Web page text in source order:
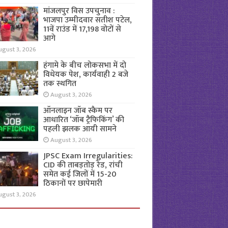
मांजलपुर विस उपचुनाव :
भाजपा उम्मीदवार सतीश पटेल,
11वें राउंड में 17,198 वोटों से
आगे
3, 2026
हंगामे के बीच लोकसभा में दो
विधेयक पेश, कार्यवाही 2 बजे
तक स्थगित
August 3, 2026
ऑनलाइन जॉब स्कैम पर
आधारित ‘जॉब ट्रैफिकिंग’ की
पहली झलक आयी सामने
August 3, 2026
JPSC Exam Irregularities:
CID की ताबड़तोड़ रेड, रांची
समेत कई जिलों में 15-20
ठिकानों पर छापेमारी
3, 2026